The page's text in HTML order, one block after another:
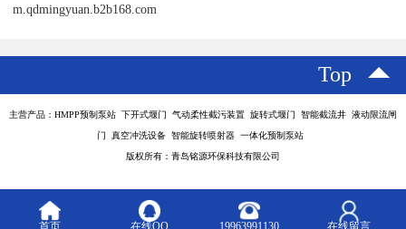
m.qdmingyuan.b2b168.com
Top
主营产品：HMPP预制泵站 下开式堰门 气动柔性截污装置 旋转式堰门 智能截流井 液动限流闸
门 真空冲洗设备 智能旋转喷射器 一体化预制泵站
版权所有：青岛铭源环保科技有限公司
首页 在线QQ 19963991130 在线留言